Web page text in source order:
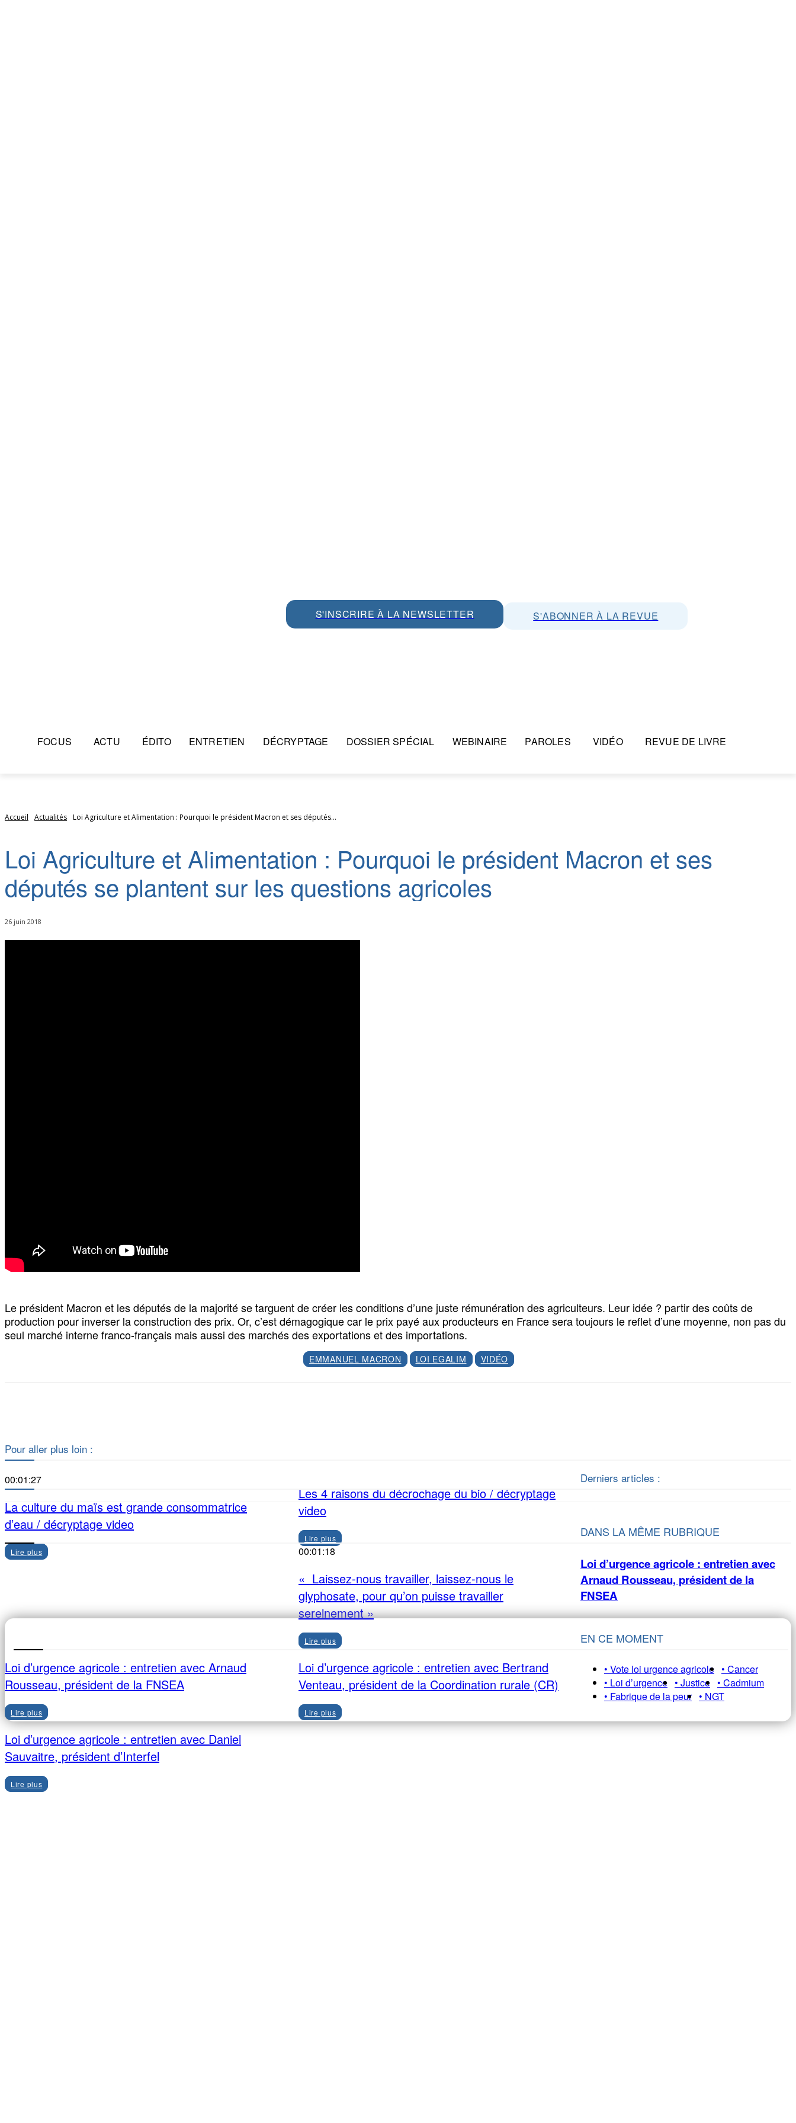
S'INSCRIRE À LA NEWSLETTER S'ABONNER À LA REVUE
FOCUS ACTU ÉDITO ENTRETIEN DÉCRYPTAGE DOSSIER SPÉCIAL WEBINAIRE PAROLES VIDÉO REVUE DE LIVRE
Accueil Actualités Loi Agriculture et Alimentation : Pourquoi le président Macron et ses députés...
Loi Agriculture et Alimentation : Pourquoi le président Macron et ses
députés se plantent sur les questions agricoles
26 juin 2018
Le président Macron et les députés de la majorité se targuent de créer les conditions d’une juste rémunération des agriculteurs. Leur idée ? partir des coûts de
production pour inverser la construction des prix. Or, c’est démagogique car le prix payé aux producteurs en France sera toujours le reflet d’une moyenne, non pas du
seul marché interne franco-français mais aussi des marchés des exportations et des importations.
EMMANUEL MACRON LOI EGALIM VIDÉO
Pour aller plus loin :
00:01:27
La culture du maïs est grande consommatrice
d’eau / décryptage video
Lire plus
Les 4 raisons du décrochage du bio / décryptage
video
Lire plus
00:01:18
« Laissez-nous travailler, laissez-nous le
glyphosate, pour qu’on puisse travailler
sereinement »
Lire plus
Derniers articles :
Loi d’urgence agricole : entretien avec Arnaud
Rousseau, président de la FNSEA
Lire plus
Loi d’urgence agricole : entretien avec Bertrand
Venteau, président de la Coordination rurale (CR)
Lire plus
Loi d’urgence agricole : entretien avec Daniel
Sauvaitre, président d’Interfel
Lire plus
DANS LA MÊME RUBRIQUE
Loi d’urgence agricole : entretien avec
Arnaud Rousseau, président de la
FNSEA
EN CE MOMENT
• Vote loi urgence agricole • Cancer
• Loi d’urgence • Justice • Cadmium
• Fabrique de la peur • NGT